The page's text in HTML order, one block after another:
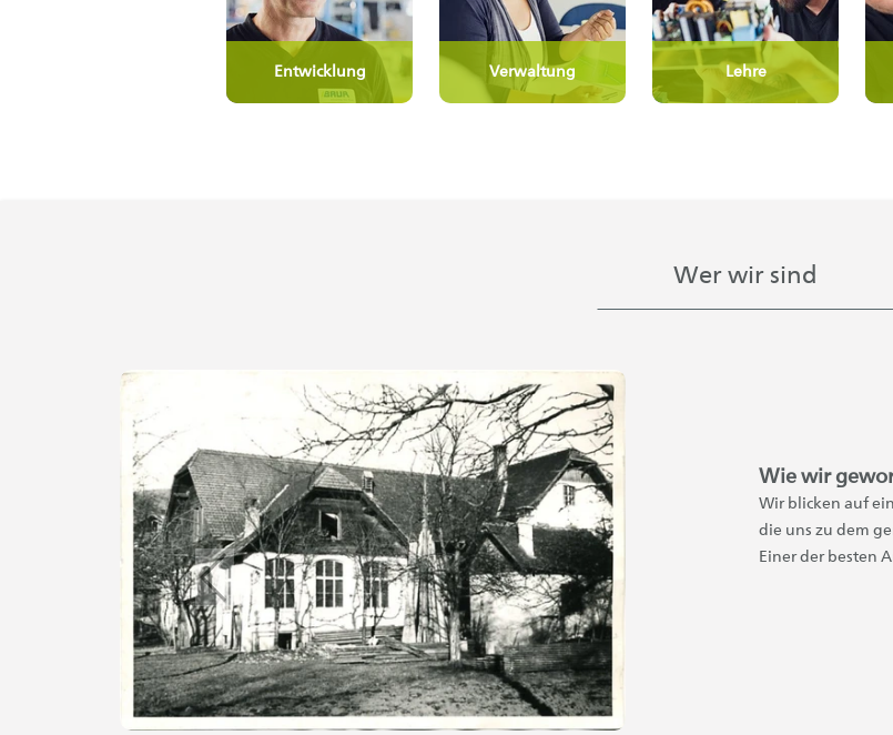
Entwicklung Verwaltung Lehre
Wer wir sind
Wie wir
Wir blicken auf
die uns zu dem
Einer der besten